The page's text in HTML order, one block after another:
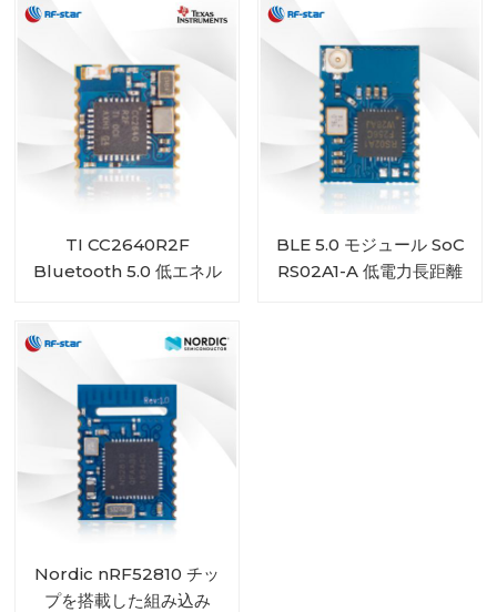
TI CC2640R2F
Bluetooth 5.0 低エネル
BLE 5.0 モジュール SoC
RS02A1-A 低電力長距離
Nordic nRF52810 チッ
プを搭載した組み込み